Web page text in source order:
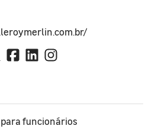
funcionários